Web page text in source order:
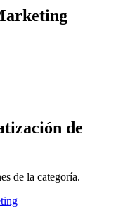
de
de la categoría.